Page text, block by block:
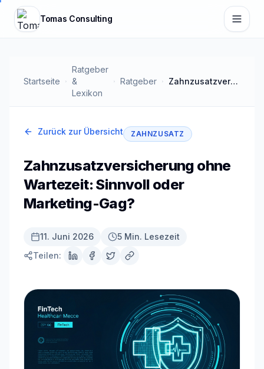
Zum Hauptinhalt springen
Tomas Consulting
Startseite
Ratgeber
&
Lexikon
Ratgeber Zahnzusatzversicherung ohne Wartezeit: Sinnvoll oder Marketing-Gag?
Zurück zur Übersicht ZAHNZUSATZ
Zahnzusatzversicherung ohne
Wartezeit: Sinnvoll oder
Marketing-Gag?
11. Juni 2026
5 Min. Lesezeit
Teilen: